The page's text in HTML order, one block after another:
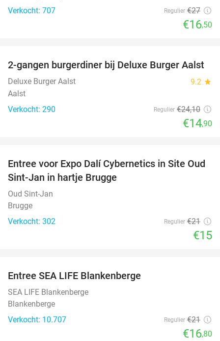
Verkocht: 707
Regulier €27
€16,50
38%
2-gangen burgerdiner bij Deluxe Burger Aalst
Deluxe Burger Aalst 9.2 star
Aalst
Verkocht: 290
Regulier €24,10
€14,90
29%
Entree voor Expo Dalí Cybernetics in Site Oud
Sint-Jan in hartje Brugge
Oud Sint-Jan
Brugge
Verkocht: 302
Regulier €21
€15
Entree SEA LIFE Blankenberge
SEA LIFE Blankenberge
Blankenberge
Verkocht: 10.707
Regulier €21
€16,80